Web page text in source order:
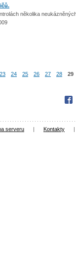
několika
23 24 25 26 27 28 29
serveru | Kontakty |